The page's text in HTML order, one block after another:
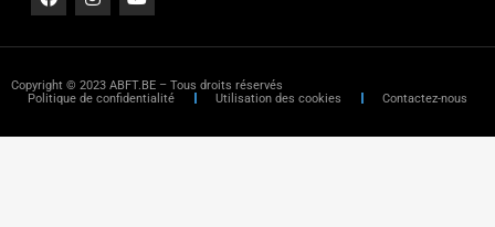
Copyright © 2023 ABFT.BE – Tous droits réservés
Politique de confidentialité
Utilisation des cookies Contactez-nous